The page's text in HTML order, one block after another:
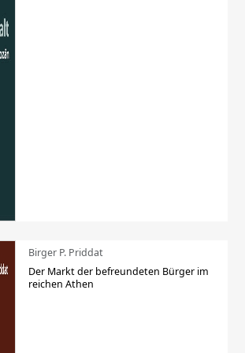
Birger P. Priddat
Der Markt der befreundeten Bürger im
reichen Athen